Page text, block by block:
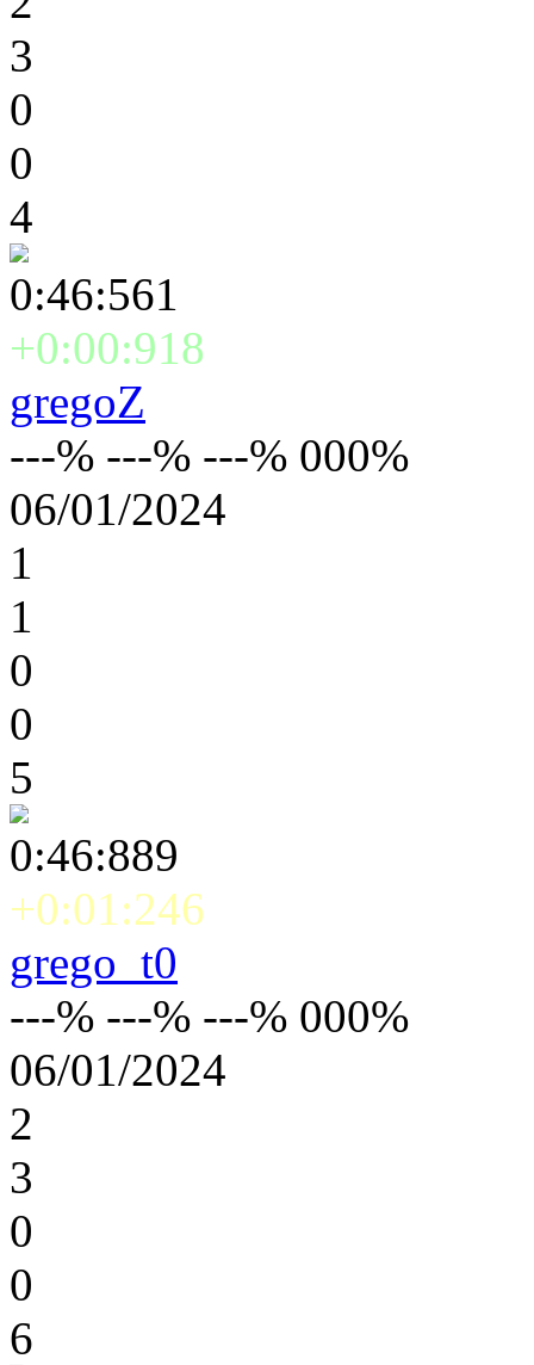
3
0
0
4
0:46:561
+0:00:918
gregoZ
---% ---% ---% 000%
06/01/2024
1
1
0
0
5
0:46:889
+0:01:246
grego_t0
---% ---% ---% 000%
06/01/2024
2
3
0
0
6